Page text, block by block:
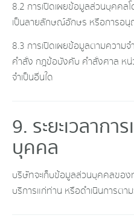
8.2 การเปิดเผยข้อมูลส่วนบุคคล
เป็นลายลักษณ์อักษร หรือการอนุ
8.3 การเปิดเผยข้อมูลตามความจ
คำสั่ง กฎข้อบังคับ คำสั่งศาล ห
จำเป็นอื่นใด
9. ระยะเวลาก
บุคคล
บริษัทจะเก็บข้อมูลส่วนบุคคลของท่
บริการแก่ท่าน หรือดำเนินการตา